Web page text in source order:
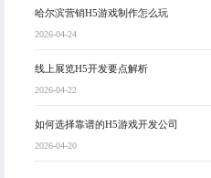
哈尔滨营销H5游戏制作怎么玩
2026-04-24
线上展览H5开发要点解析
2026-04-22
如何选择靠谱的H5游戏开发公司
2026-04-20